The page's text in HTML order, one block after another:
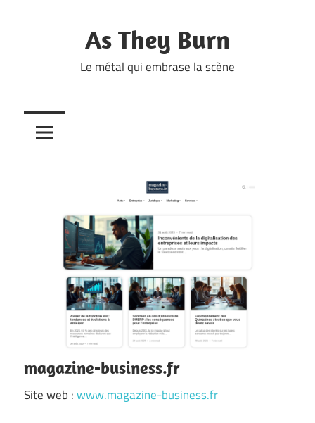
As They Burn
Le métal qui embrase la scène
magazine-business.fr
Site web :www.magazine-business.fr